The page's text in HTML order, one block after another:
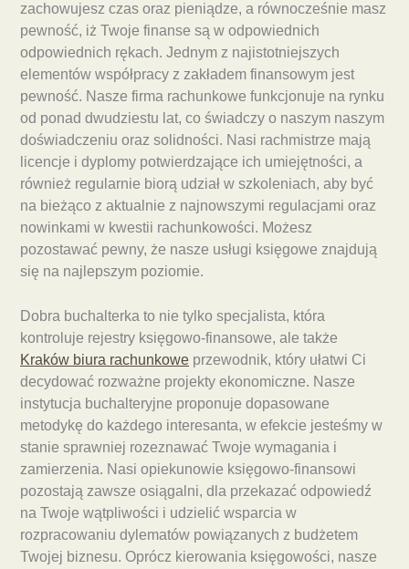
zachowujesz czas oraz pieniądze, a równocześnie masz
pewność, iż Twoje finanse są w odpowiednich
odpowiednich rękach. Jednym z najistotniejszych
elementów współpracy z zakładem finansowym jest
pewność. Nasze firma rachunkowe funkcjonuje na rynku
od ponad dwudziestu lat, co świadczy o naszym naszym
doświadczeniu oraz solidności. Nasi rachmistrze mają
licencje i dyplomy potwierdzające ich umiejętności, a
również regularnie biorą udział w szkoleniach, aby być
na bieżąco z aktualnie z najnowszymi regulacjami oraz
nowinkami w kwestii rachunkowości. Możesz
pozostawać pewny, że nasze usługi księgowe znajdują
się na najlepszym poziomie.
Dobra buchalterka to nie tylko specjalista, która
kontroluje rejestry księgowo-finansowe, ale także
Kraków biura rachunkowe przewodnik, który ułatwi Ci
decydować rozważne projekty ekonomiczne. Nasze
instytucja buchalteryjne proponuje dopasowane
metodykę do każdego interesanta, w efekcie jesteśmy w
stanie sprawniej rozeznawać Twoje wymagania i
zamierzenia. Nasi opiekunowie księgowo-finansowi
pozostają zawsze osiągalni, dla przekazać odpowiedź
na Twoje wątpliwości i udzielić wsparcia w
rozpracowaniu dylematów powiązanych z budżetem
Twojej biznesu. Oprócz kierowania księgowości, nasze